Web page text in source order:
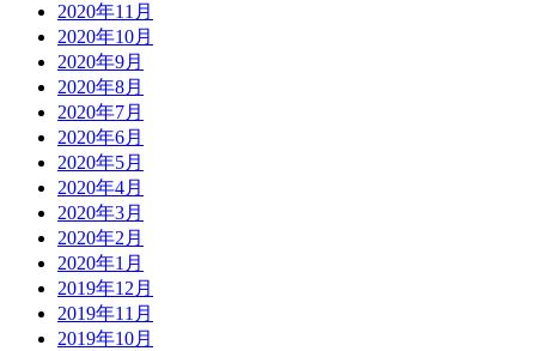
2020年11月
2020年10月
2020年9月
2020年8月
2020年7月
2020年6月
2020年5月
2020年4月
2020年3月
2020年2月
2020年1月
2019年12月
2019年11月
2019年10月